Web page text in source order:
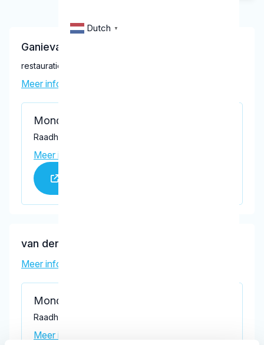
Dutch ▼
Ganieva, S.V.
restauratief tandarts
Meer informatie tandarts
Mondzorg Haelen
Raadhuisplein 7, Haelen 6081 BB
Meer informatie praktijk
van den Hof, R.H.G.
Meer informatie tandarts
Mondzorg Haelen
Raadhuisplein 7, Haelen 6081 BB
Meer informatie praktijk